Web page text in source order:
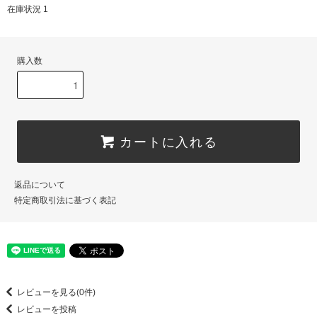
在庫状況 1
購入数
カートに入れる
返品について
特定商取引法に基づく表記
レビューを見る(0件)
レビューを投稿